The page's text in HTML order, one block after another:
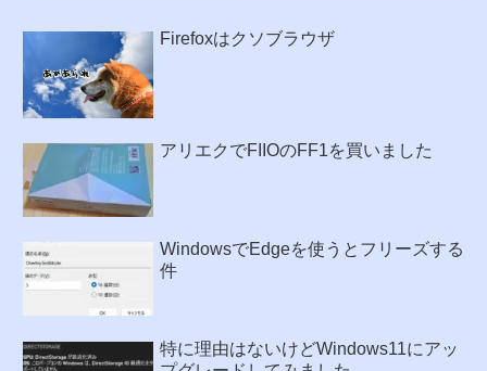
Firefoxはクソブラウザ
アリエクでFIIOのFF1を買いました
WindowsでEdgeを使うとフリーズする
件
特に理由はないけどWindows11にアッ